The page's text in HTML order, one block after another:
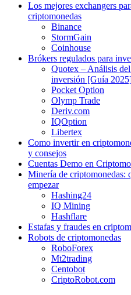
Los mejores exchangers
criptomonedas
Binance
StormGain
Coinhouse
Brókers regulados para
Quotex – Análisis
inversión [Guía
Pocket Option
Olymp Trade
Deriv.com
IQOption
Libertex
Como invertir en
y consejos
Cuentas Demo en
Minería de criptomonedas:
empezar
Hashing24
IQ Mining
Hashflare
Estafas y fraudes en
Robots de criptomonedas
RoboForex
Mt2trading
Centobot
CriptoRobot.com